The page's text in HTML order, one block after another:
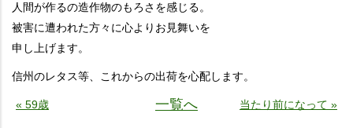
人間が作るの造作物のもろさを感じる。
被害に遭われた方々に心よりお見舞いを
申し上げます。
信州のレタス等、これからの出荷を心配します。
« 59歳 一覧へ 当たり前になって »